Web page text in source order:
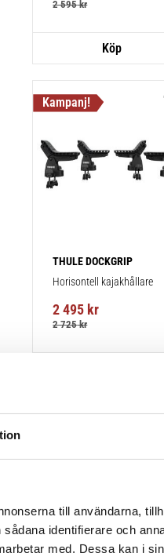
till användarna,
identifierare och
med. Dessa kan i
2 595kr
THULE DOCKGRIP
Horisontell kajakhållare
2 495 kr
2 725kr